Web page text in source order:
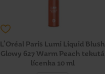
L’Oréal Paris Lumi Liquid Blush
Glowy 627 Warm Peach tekutá
lícenka 10 ml